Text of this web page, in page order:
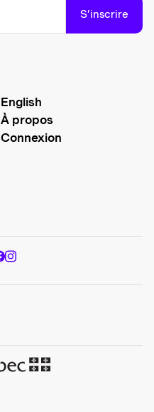
S’inscrire
English
À propos
Connexion